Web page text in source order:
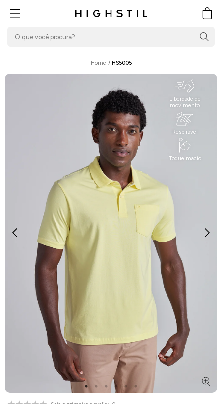
Home / HS5005
Liberdade de
movimento
Respirável
Toque macio